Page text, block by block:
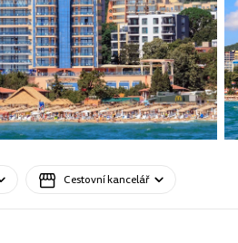
Cestovní kancelář